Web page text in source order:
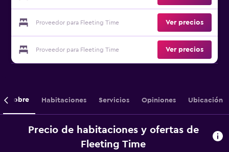
Proveedor para Fleeting Time Ver precios
Proveedor para Fleeting Time Ver precios
Sobre Habitaciones Servicios Opiniones Ubicación
Precio de habitaciones y ofertas de
Fleeting Time